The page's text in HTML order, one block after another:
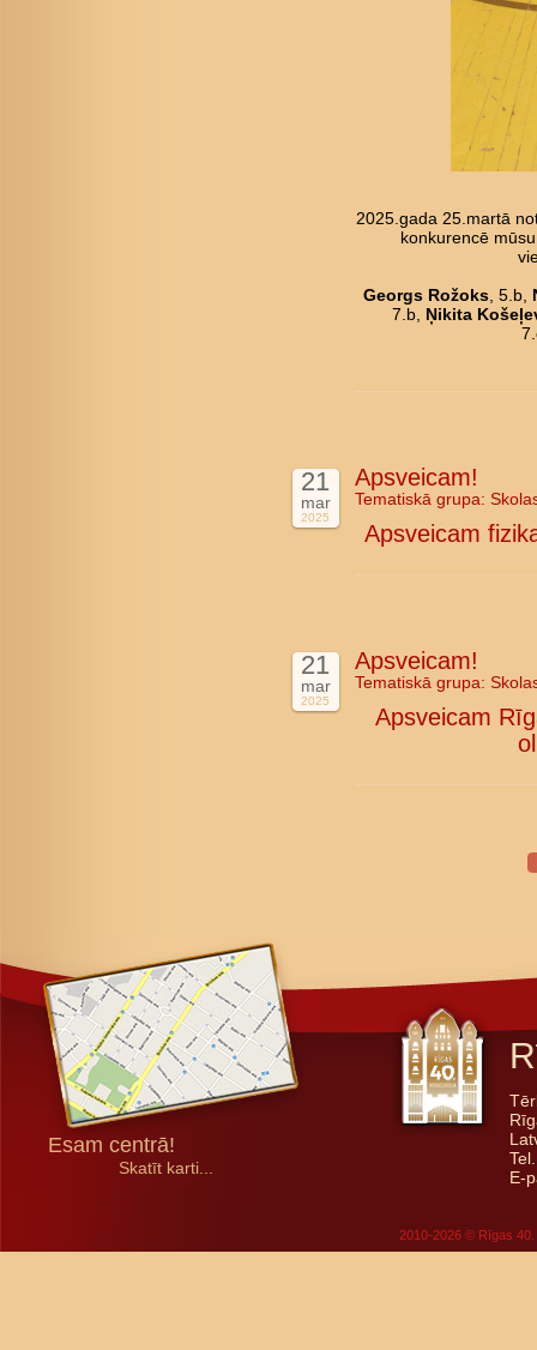
2025.gada 25.martā
konkurencē
Georgs Rožoks, 5.b,
7.b, Ņikita
21
mar
2025
Apsveicam!
Tematiskā grupa:
Apsveicam
21
mar
2025
Apsveicam!
Tematiskā grupa:
Apsveicam
Esam centrā!
Skatīt karti...
E-
2010-2026 © Rīgas